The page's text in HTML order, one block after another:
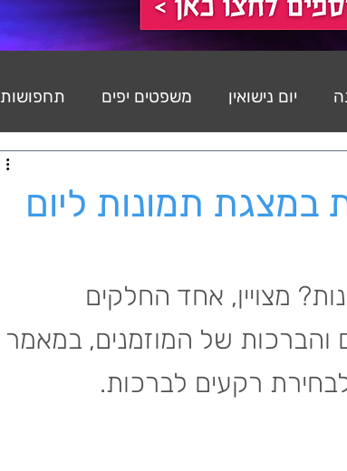
יום נישואין משפטים יפים תחפושות
במצגת תמונות ליום
מצויין, אחד החלקים
והברכות של המוזמנים, במאמר
רקעים לברכות.